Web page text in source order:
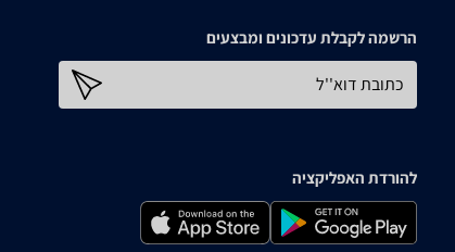
הרשמה לקבלת עדכונים ומבצעים
כתובת דוא''ל
להורדת האפליקציה